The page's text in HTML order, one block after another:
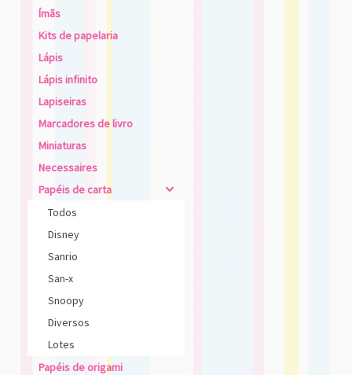
Ímãs
Kits de papelaria
Lápis
Lápis infinito
Lapiseiras
Marcadores de livro
Miniaturas
Necessaires
Papéis de carta
4
Todos
Disney
Sanrio
San-x
Snoopy
Diversos
Lotes
Papéis de origami